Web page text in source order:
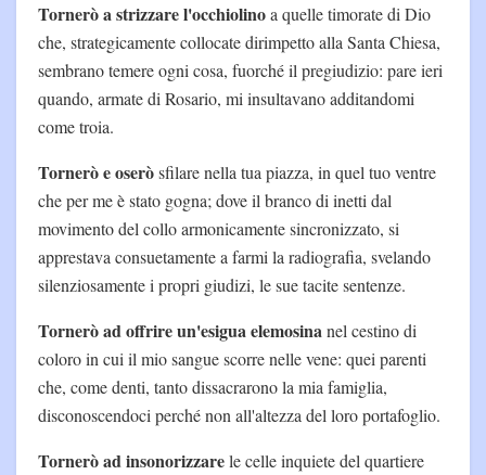
Tornerò a strizzare l'occhiolinoa quelle timorate di Dio
che, strategicamente collocate dirimpetto alla Santa Chiesa,
sembrano temere ogni cosa, fuorché il pregiudizio: pare ieri
quando, armate di Rosario, mi insultavano additandomi
come troia.
Tornerò e oseròsfilare nella tua piazza, in quel tuo ventre
che per me è stato gogna; dove il branco di inetti dal
movimento del collo armonicamente sincronizzato, si
apprestava consuetamente a farmi la radiografia, svelando
silenziosamente i propri giudizi, le sue tacite sentenze.
Tornerò ad offrire un'esigua elemosinanel cestino di
coloro in cui il mio sangue scorre nelle vene: quei parenti
che, come denti, tanto dissacrarono la mia famiglia,
disconoscendoci perché non all'altezza del loro portafoglio.
Tornerò ad insonorizzarele celle inquiete del quartiere